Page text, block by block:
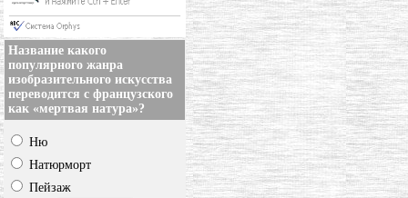
Название какого
популярного жанра
изобразительного искусства
переводится с французского
как «мертвая натура»?
Ню
Натюрморт
Пейзаж